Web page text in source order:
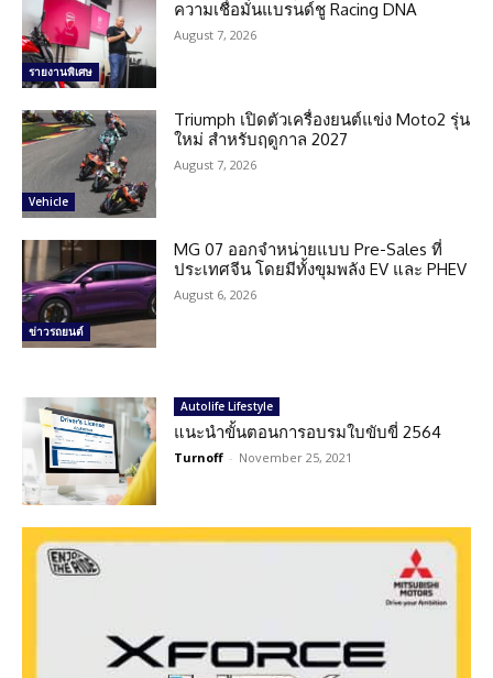
รายงานพิเศษ
ความเชื่อมั่นแบรนด์ชู Racing DNA
August 7, 2026
Vehicle
Triumph เปิดตัวเครื่องยนต์แข่ง Moto2 รุ่น
ใหม่ สำหรับฤดูกาล 2027
August 7, 2026
ข่าวรถยนต์
MG 07 ออกจำหน่ายแบบ Pre-Sales ที่
ประเทศจีน โดยมีทั้งขุมพลัง EV และ PHEV
August 6, 2026
Autolife Lifestyle
แนะนำขั้นตอนการอบรมใบขับขี่ 2564
Turnoff - November 25, 2021